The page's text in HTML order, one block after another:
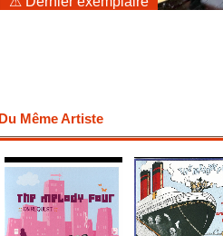
Du Même Artiste